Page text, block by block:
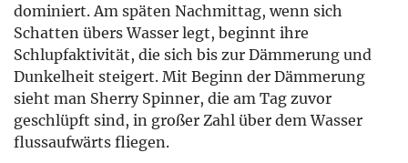
dominiert. Am späten Nachmittag, wenn sich
Schatten übers Wasser legt, beginnt ihre
Schlupfaktivität, die sich bis zur Dämmerung und
Dunkelheit steigert. Mit Beginn der Dämmerung
sieht man Sherry Spinner, die am Tag zuvor
geschlüpft sind, in großer Zahl über dem Wasser
flussaufwärts fliegen.